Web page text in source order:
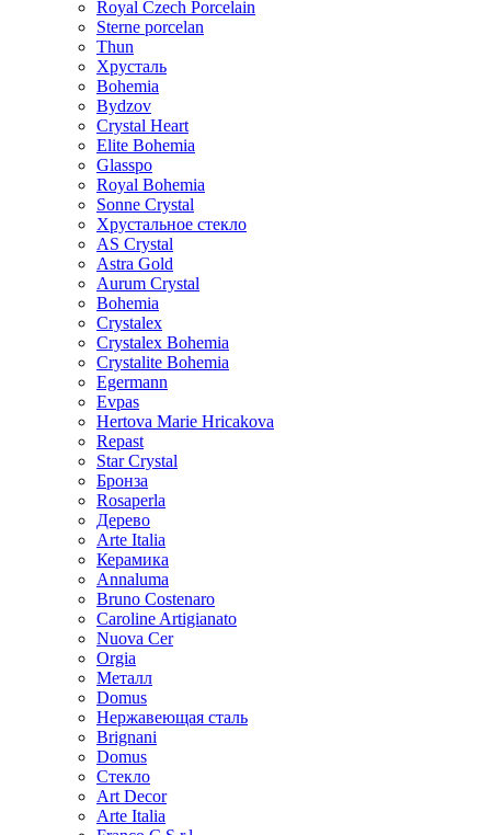
Royal Czech Porcelain
Sterne porcelan
Thun
Хрусталь
Bohemia
Bydzov
Crystal Heart
Elite Bohemia
Glasspo
Royal Bohemia
Sonne Crystal
Хрустальное стекло
AS Crystal
Astra Gold
Aurum Crystal
Bohemia
Crystalex
Crystalex Bohemia
Crystalite Bohemia
Egermann
Evpas
Hertova Marie Hricakova
Repast
Star Crystal
Бронза
Rosaperla
Дерево
Arte Italia
Керамика
Annaluma
Bruno Costenaro
Caroline Artigianato
Nuova Cer
Orgia
Металл
Domus
Нержавеющая сталь
Brignani
Domus
Стекло
Art Decor
Arte Italia